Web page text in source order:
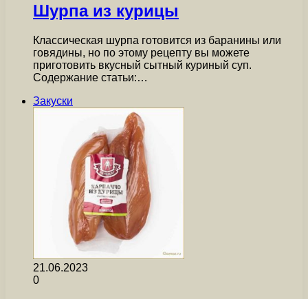
Шурпа из курицы
Классическая шурпа готовится из баранины или
говядины, но по этому рецепту вы можете
приготовить вкусный сытный куриный суп.
Содержание статьи:…
Закуски
21.06.2023
0